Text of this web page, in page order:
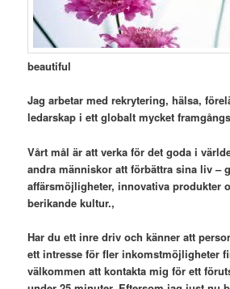
beautiful
Jag arbetar med rekrytering, hälsa,
ledarskap i ett globalt mycket
Vårt mål är att verka för det goda i
andra människor att förbättra sina liv –
affärsmöjligheter, innovativa produkter
berikande kultur.,
Har du ett inre driv och känner att
ett intresse för fler inkomstmöjligheter
välkommen att kontakta mig för ett